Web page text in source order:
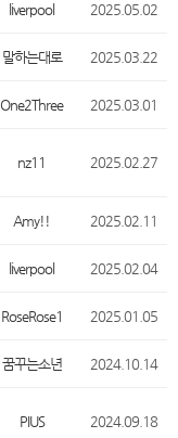
liverpool 2025.05.02
말하는대로 2025.03.22
One2Three 2025.03.01
nz11 2025.02.27
Amy!! 2025.02.11
liverpool 2025.02.04
RoseRose1 2025.01.05
꿈꾸는소년 2024.10.14
PIUS 2024.09.18